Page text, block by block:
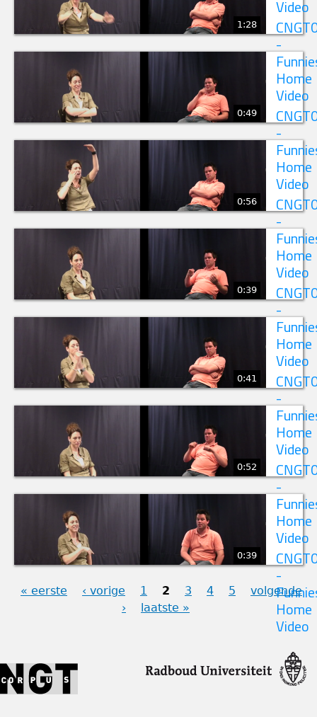
Video
1:28
-
Home
Video
0:49
-
Home
Video
0:56
-
Home
Video
0:39
-
Home
Video
0:41
-
Home
Video
0:52
-
Home
Video
0:39
-
Home
Video
« eerste ‹ vorige 1 2 3 4 5
volgende
›
laatste »